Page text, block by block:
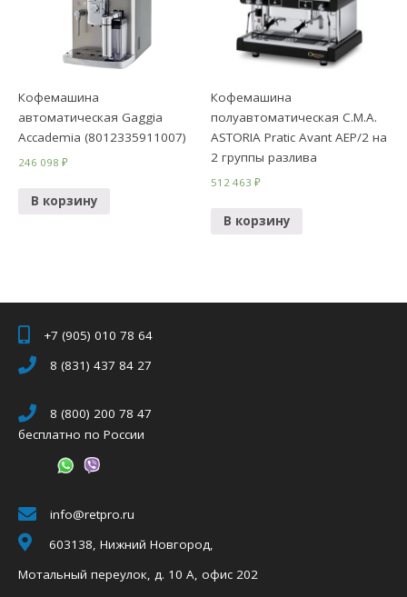
Кофемашина
автоматическая Gaggia
Accademia (8012335911007)
246 098₽
В корзину
Кофемашина
полуавтоматическая C.M.A.
ASTORIA Pratic Avant AEP/2 на
2 группы разлива
512 463₽
В корзину
+7 (905) 010 78 64
8 (831) 437 84 27
8 (800) 200 78 47
бесплатно по России
info@retpro.ru
603138, Нижний Новгород,
Мотальный переулок, д. 10 А, офис 202